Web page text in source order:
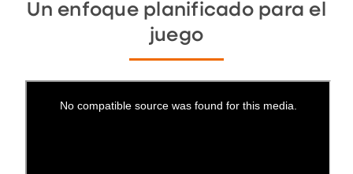
Un enfoque planificado para el
juego